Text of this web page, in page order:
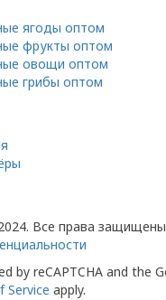
ягоды оптом
фрукты оптом
овощи оптом
грибы оптом
Все права
by reCAPTCHA and the
Service apply.